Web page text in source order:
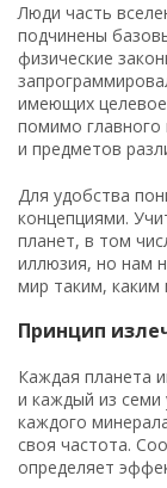
Люди часть
подчинены
физические
имеющих
помимо главного
и предметов
Для удобства
концепциями.
планет, в том
иллюзия, но нам
мир таким,
Принцип
Каждая планета
и каждый из семи
каждого
своя частота.
определяет